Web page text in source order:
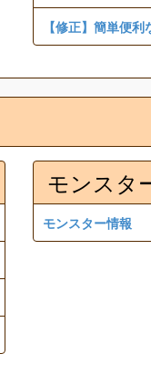
【修正】簡単便
モンスタ
モンスター情報